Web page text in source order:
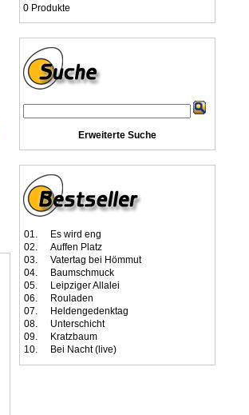
0 Produkte
Erweiterte Suche
01.
Es wird eng
02.
Auffen Platz
03.
Vatertag bei Hömmut
04.
Baumschmuck
05.
Leipziger Allalei
06.
Rouladen
07.
Heldengedenktag
08.
Unterschicht
09.
Kratzbaum
10.
Bei Nacht (live)